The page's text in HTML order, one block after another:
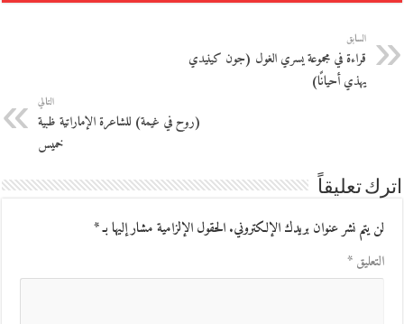
السابق
قراءة في مجموعة يسري الغول (جون كينيدي
يهذي أحيانًا)
التالي
(روح في غيمة) للشاعرة الإماراتية ظبية
خميس
اترك تعليقاً
لن يتم نشر عنوان بريدك الإلكتروني.الحقول الإلزامية مشار إليها بـ*
التعليق*